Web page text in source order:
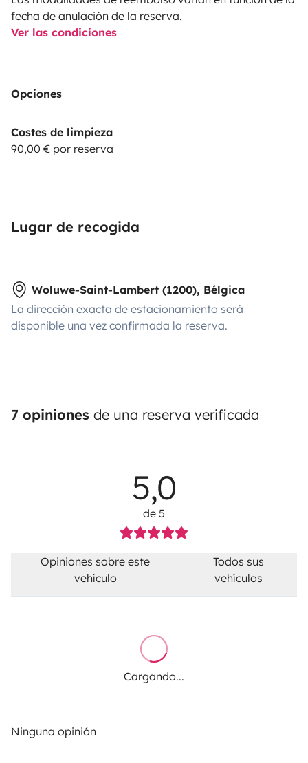
fecha de anulación de la reserva.
Ver las condiciones
Opciones
Costes de limpieza
90,00 € por reserva
Lugar de recogida
Woluwe-Saint-Lambert (1200), Bélgica
La dirección exacta de estacionamiento será
disponible una vez confirmada la reserva.
7 opiniones de una reserva verificada
5,0
de 5
Opiniones sobre este
vehículo
Todos sus
vehículos
Cargando...
Ninguna opinión